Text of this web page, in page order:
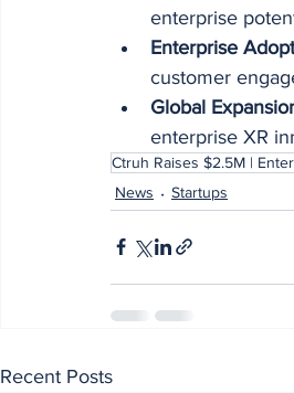
enterprise
Enterprise
customer
Global
enterprise XR
Ctruh Raises $2.5M |
News
Startups
Recent Posts